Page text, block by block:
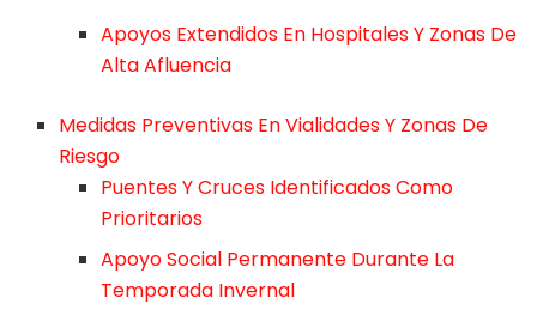
Apoyos Extendidos En Hospitales Y Zonas De
Alta Afluencia
Medidas Preventivas En Vialidades Y Zonas De
Riesgo
Puentes Y Cruces Identificados Como
Prioritarios
Apoyo Social Permanente Durante La
Temporada Invernal